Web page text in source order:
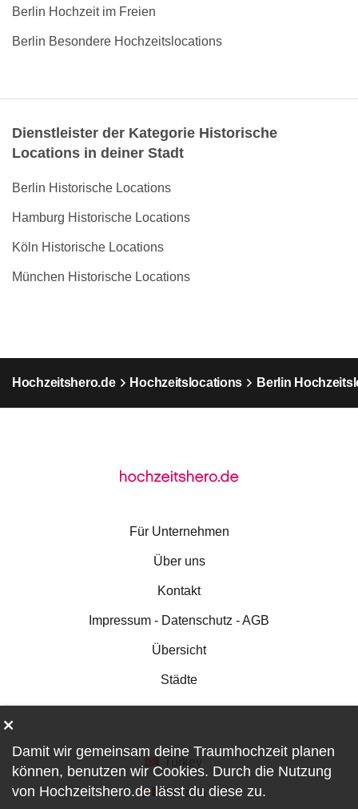
Berlin Hochzeit im Freien
Berlin Besondere Hochzeitslocations
Dienstleister der Kategorie Historische
Locations in deiner Stadt
Berlin Historische Locations
Hamburg Historische Locations
Köln Historische Locations
München Historische Locations
Hochzeitshero.de Hochzeitslocations Berlin
Für Unternehmen
Über uns
Kontakt
Impressum - Datenschutz - AGB
Übersicht
Städte
Canada
Damit wir gemeinsam deine Traumhochzeit planen
können, benutzen wir Cookies. Durch die Nutzung
von Hochzeitshero.de lässt du diese zu.